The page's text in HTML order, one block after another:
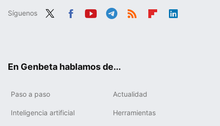
Síguenos
En Genbeta hablamos de...
Paso a paso Actualidad
Inteligencia artificial Herramientas